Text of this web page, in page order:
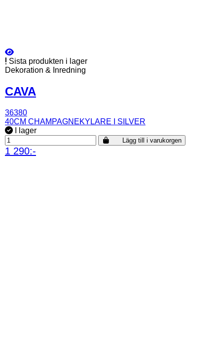
Sista produkten i lager
Dekoration & Inredning
CAVA
36380
40CM CHAMPAGNEKYLARE I SILVER
I lager
Lägg till i varukorgen
1 290:-